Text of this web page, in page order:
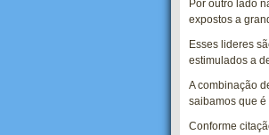
Por outro lado
expostos a
Esses lideres
estimulados a
A combinação
saibamos que
Conforme